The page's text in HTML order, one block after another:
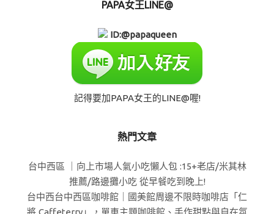
PAPA女王LINE@
ID:@papaqueen
記得要加PAPA女王的LINE@喔!
熱門文章
台中西區 ｜向上市場人氣小吃懶人包 :15+老店/米其林
推薦/路邊攤小吃 從早餐吃到晚上!
台中西台中西區咖啡館｜國美館周邊不限時咖啡店「仁
將 Caffeterry」，單車主題咖啡館、手作甜點與自在氛